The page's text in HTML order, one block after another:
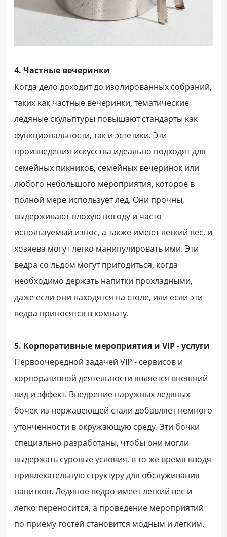
4. Частные вечеринки
Когда дело доходит до изолированных собраний,
таких как частные вечеринки, тематические
ледяные скульптуры повышают стандарты как
функциональности, так и эстетики. Эти
произведения искусства идеально подходят для
семейных пикников, семейных вечеринок или
любого небольшого мероприятия, которое в
полной мере использует лед. Они прочны,
выдерживают плохую погоду и часто
используемый износ, а также имеют легкий вес, и
хозяева могут легко манипулировать ими. Эти
ведра со льдом могут пригодиться, когда
необходимо держать напитки прохладными,
даже если они находятся на столе, или если эти
ведра приносятся в комнату.
5. Корпоративные мероприятия и VIP - услуги
Первоочередной задачей VIP - сервисов и
корпоративной деятельности является внешний
вид и эффект. Внедрение наружных ледяных
бочек из нержавеющей стали добавляет немного
утонченности в окружающую среду. Эти бочки
специально разработаны, чтобы они могли
выдержать суровые условия, в то же время вводя
привлекательную структуру для обслуживания
напитков. Ледяное ведро имеет легкий вес и
легко переносится, а проведение мероприятий
по приему гостей становится модным и легким.